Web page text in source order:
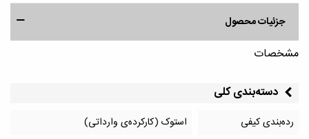
جزئیات محصول
مشخصات
دسته‌بندی کلی
رده‌بندی کیفی استوک (کارکرده‌ی وارداتی)